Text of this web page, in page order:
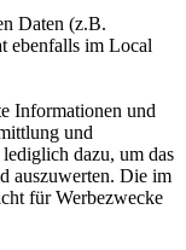
Daten (z.B.
ebenfalls im Local
Informationen und
und
dazu, um das
auszuwerten. Die im
für Werbezwecke